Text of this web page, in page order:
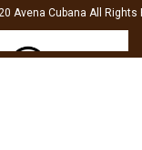
Avena Cubana All Rights